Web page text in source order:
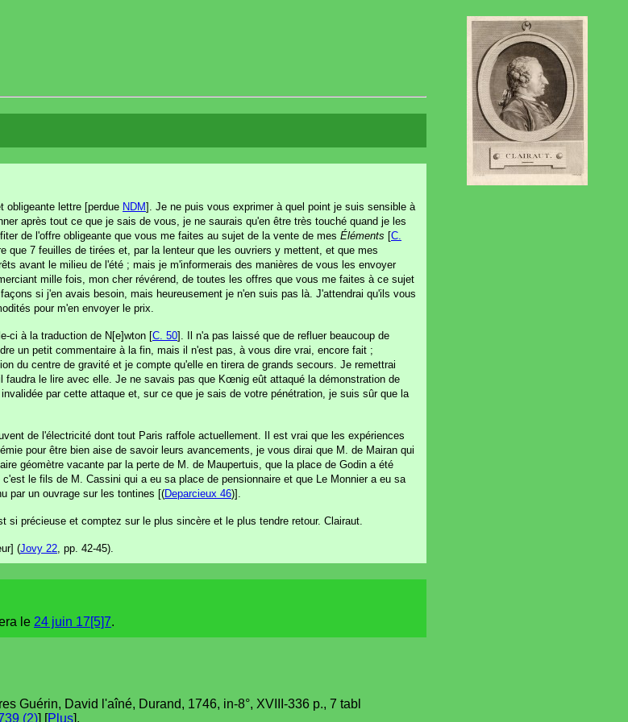
obligeante lettre [perdue NDM]. Je ne puis vous exprimer à quel point je suis sensible à
après tout ce que je sais de vous, je ne saurais qu'en être très touché quand je les
de l'offre obligeante que vous me faites au sujet de la vente de mes Éléments [C.
7 feuilles de tirées et, par la lenteur que les ouvriers y mettent, et que mes
avant le milieu de l'été ; mais je m'informerais des manières de vous les envoyer
mille fois, mon cher révérend, de toutes les offres que vous me faites à ce sujet
si j'en avais besoin, mais heureusement je n'en suis pas là. J'attendrai qu'ils vous
pour m'en envoyer le prix.
ci à la traduction de N[e]wton [C. 50]. Il n'a pas laissé que de refluer beaucoup de
un petit commentaire à la fin, mais il n'est pas, à vous dire vrai, encore fait ;
du centre de gravité et je compte qu'elle en tirera de grands secours. Je remettrai
le lire avec elle. Je ne savais pas que Kœnig eût attaqué la démonstration de
par cette attaque et, sur ce que je sais de votre pénétration, je suis sûr que la
de l'électricité dont tout Paris raffole actuellement. Il est vrai que les expériences
pour être bien aise de savoir leurs avancements, je vous dirai que M. de Mairan qui
géomètre vacante par la perte de M. de Maupertuis, que la place de Godin a été
le fils de M. Cassini qui a eu sa place de pensionnaire et que Le Monnier a eu sa
par un ouvrage sur les tontines [(Deparcieux 46)].
précieuse et comptez sur le plus sincère et le plus tendre retour. Clairaut.
(Jovy 22 , pp. 42-45).
le 24 juin 17[5]7.
Guérin, David l'aîné, Durand, 1746, in-8°, XVIII-336 p., 7 tabl
(2)] [Plus].